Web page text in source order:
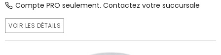
Compte PRO seulement. Contactez votre succursale
VOIR LES DÉTAILS